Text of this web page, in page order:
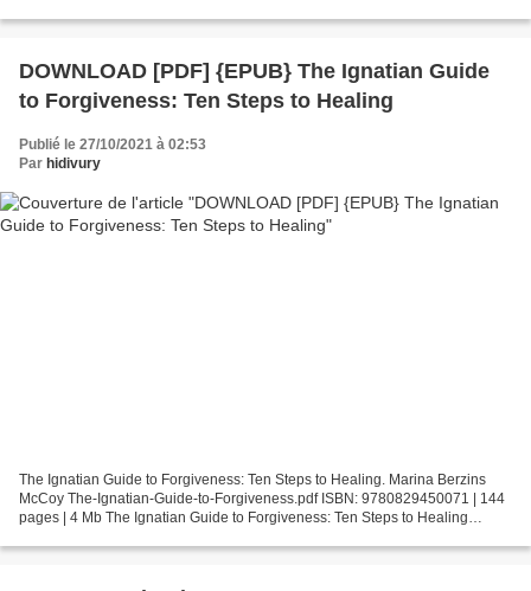
DOWNLOAD [PDF] {EPUB} The Ignatian Guide
to Forgiveness: Ten Steps to Healing
Publié le 27/10/2021 à 02:53
Par hidivury
The Ignatian Guide to Forgiveness: Ten Steps to Healing. Marina Berzins
McCoy The-Ignatian-Guide-to-Forgiveness.pdf ISBN: 9780829450071 | 144
pages | 4 Mb The Ignatian Guide to Forgiveness: Ten Steps to Healing